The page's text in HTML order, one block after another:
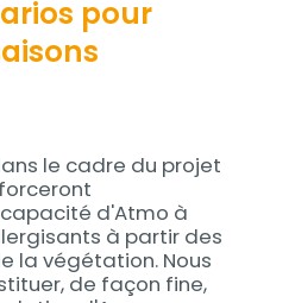
pour
le cadre du projet
d'Atmo à
à partir des
la végétation. Nous
de façon fine,